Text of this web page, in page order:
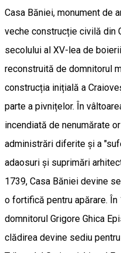
Casa Băniei, monument de
veche construcție civilă din
secolului al XV-lea de
reconstruită de domnitorul
construcția inițială a
parte a pivnițelor. În
incendiată de nenumărate
administrări diferite și a
adaosuri și suprimări
1739, Casa Băniei devine
o fortifică pentru apărare.
domnitorul Grigore Ghica
clădirea devine sediu